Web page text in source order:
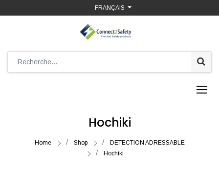
FRANÇAIS
Hochiki
Home Shop
DETECTION ADRESSABLE
Hochiki